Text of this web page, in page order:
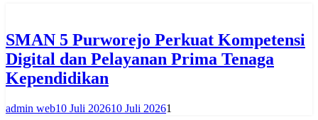
SMAN 5 Purworejo Perkuat Kompetensi
Digital dan Pelayanan Prima Tenaga
Kependidikan
admin web10 Juli 202610 Juli 20261